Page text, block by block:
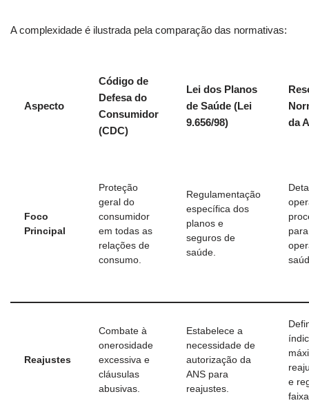
A complexidade é ilustrada pela comparação das normativas:
Aspecto
Código de
Defesa do
Consumidor
(CDC)
Lei dos Planos
de Saúde (Lei
9.656/98)
da
Foco
Principal
Proteção
geral do
consumidor
em todas as
relações de
consumo.
Regulamentação
específica dos
planos e
seguros de
saúde.
para
Reajustes
Combate à
onerosidade
excessiva e
cláusulas
abusivas.
Estabelece a
necessidade de
autorização da
ANS para
reajustes.
e